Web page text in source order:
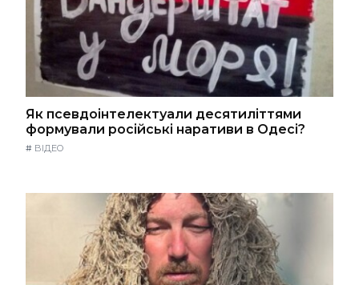
Як псевдоінтелектуали десятиліттями
формували російські наративи в Одесі?
# ВІДЕО